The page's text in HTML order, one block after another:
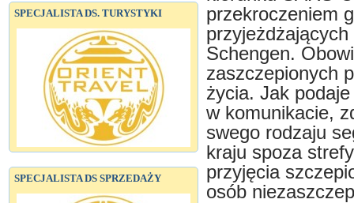
SPECJALISTA DS. TURYSTYKI
SPECJALISTA DS SPRZEDAŻY
przekroczeniem
Schengen.
zaszczepionych
życia. Jak
w komunikacie,
swego rodzaju
kraju spoza
przyjęcia
osób